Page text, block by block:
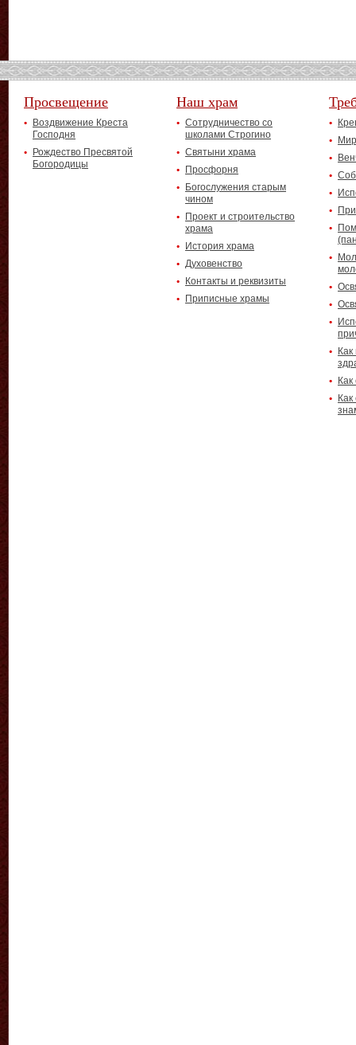
Просвещение
Воздвижение Креста
Господня
Рождество Пресвятой
Богородицы
Наш храм
Сотрудничество со
школами Строгино
Святыни храма
Просфорня
Богослужения старым
чином
Проект и строительство
храма
История храма
Духовенство
Контакты и реквизиты
Приписные храмы
Как